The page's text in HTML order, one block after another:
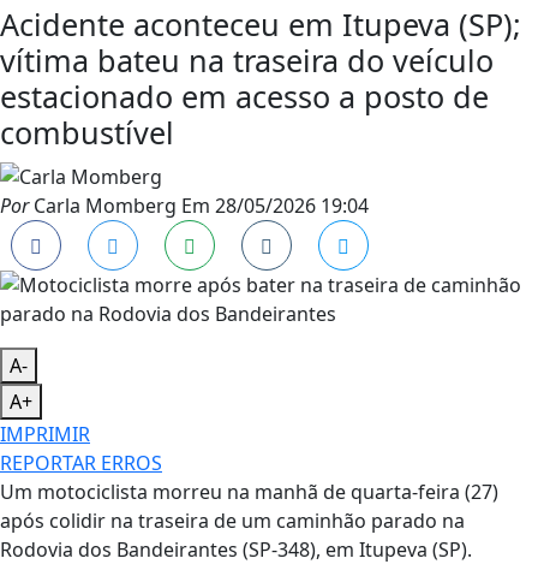
Acidente aconteceu em Itupeva (SP);
vítima bateu na traseira do veículo
estacionado em acesso a posto de
combustível
PorCarla Momberg Em 28/05/2026 19:04
A-
A+
IMPRIMIR
REPORTAR ERROS
Um motociclista morreu na manhã de quarta-feira (27)
após colidir na traseira de um caminhão parado na
Rodovia dos Bandeirantes (SP-348), em Itupeva (SP).